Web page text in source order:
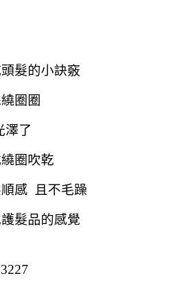
髮的小訣竅
圈圈
澤了
圈吹乾
感 且不毛躁
髮品的感覺